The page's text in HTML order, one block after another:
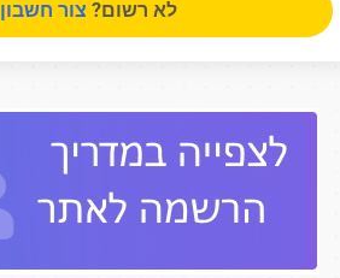
לא רשום? צור חשבון